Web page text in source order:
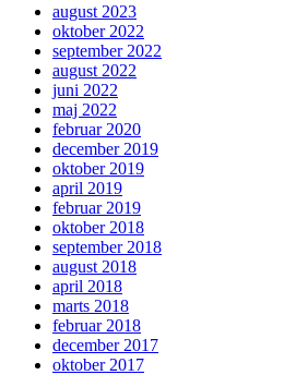
august 2023
oktober 2022
september 2022
august 2022
juni 2022
maj 2022
februar 2020
december 2019
oktober 2019
april 2019
februar 2019
oktober 2018
september 2018
august 2018
april 2018
marts 2018
februar 2018
december 2017
oktober 2017